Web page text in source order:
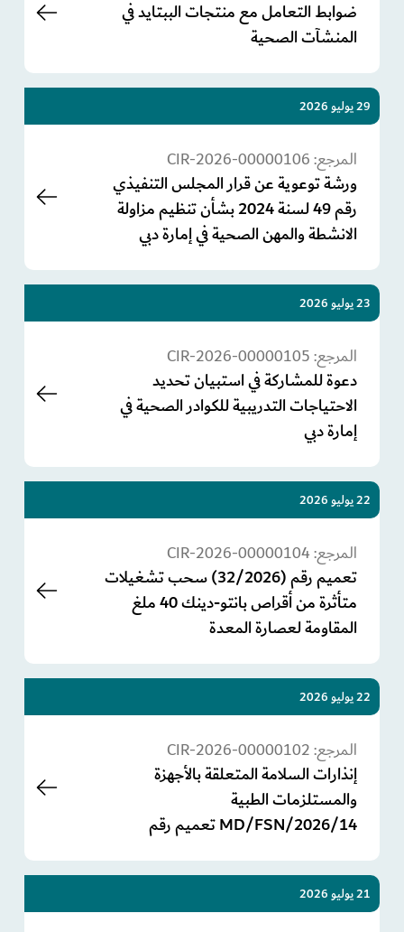
ضوابط التعامل مع منتجات الببتايد في
المنشآت الصحية
29 يوليو 2026
المرجع:CIR-2026-00000106
ورشة توعوية عن قرار المجلس التنفيذي
رقم 49 لسنة 2024 بشأن تنظيم مزاولة
الانشطة والمهن الصحية في إمارة دبي
23 يوليو 2026
المرجع:CIR-2026-00000105
دعوة للمشاركة في استبيان تحديد
الاحتياجات التدريبية للكوادر الصحية في
إمارة دبي
22 يوليو 2026
المرجع:CIR-2026-00000104
تعميم رقم (32/2026) سحب تشغيلات
متأثرة من أقراص بانتو-دينك 40 ملغ
المقاومة لعصارة المعدة
22 يوليو 2026
المرجع:CIR-2026-00000102
إنذارات السلامة المتعلقة بالأجهزة
والمستلزمات الطبية
MD/FSN/2026/14 تعميم رقم
21 يوليو 2026